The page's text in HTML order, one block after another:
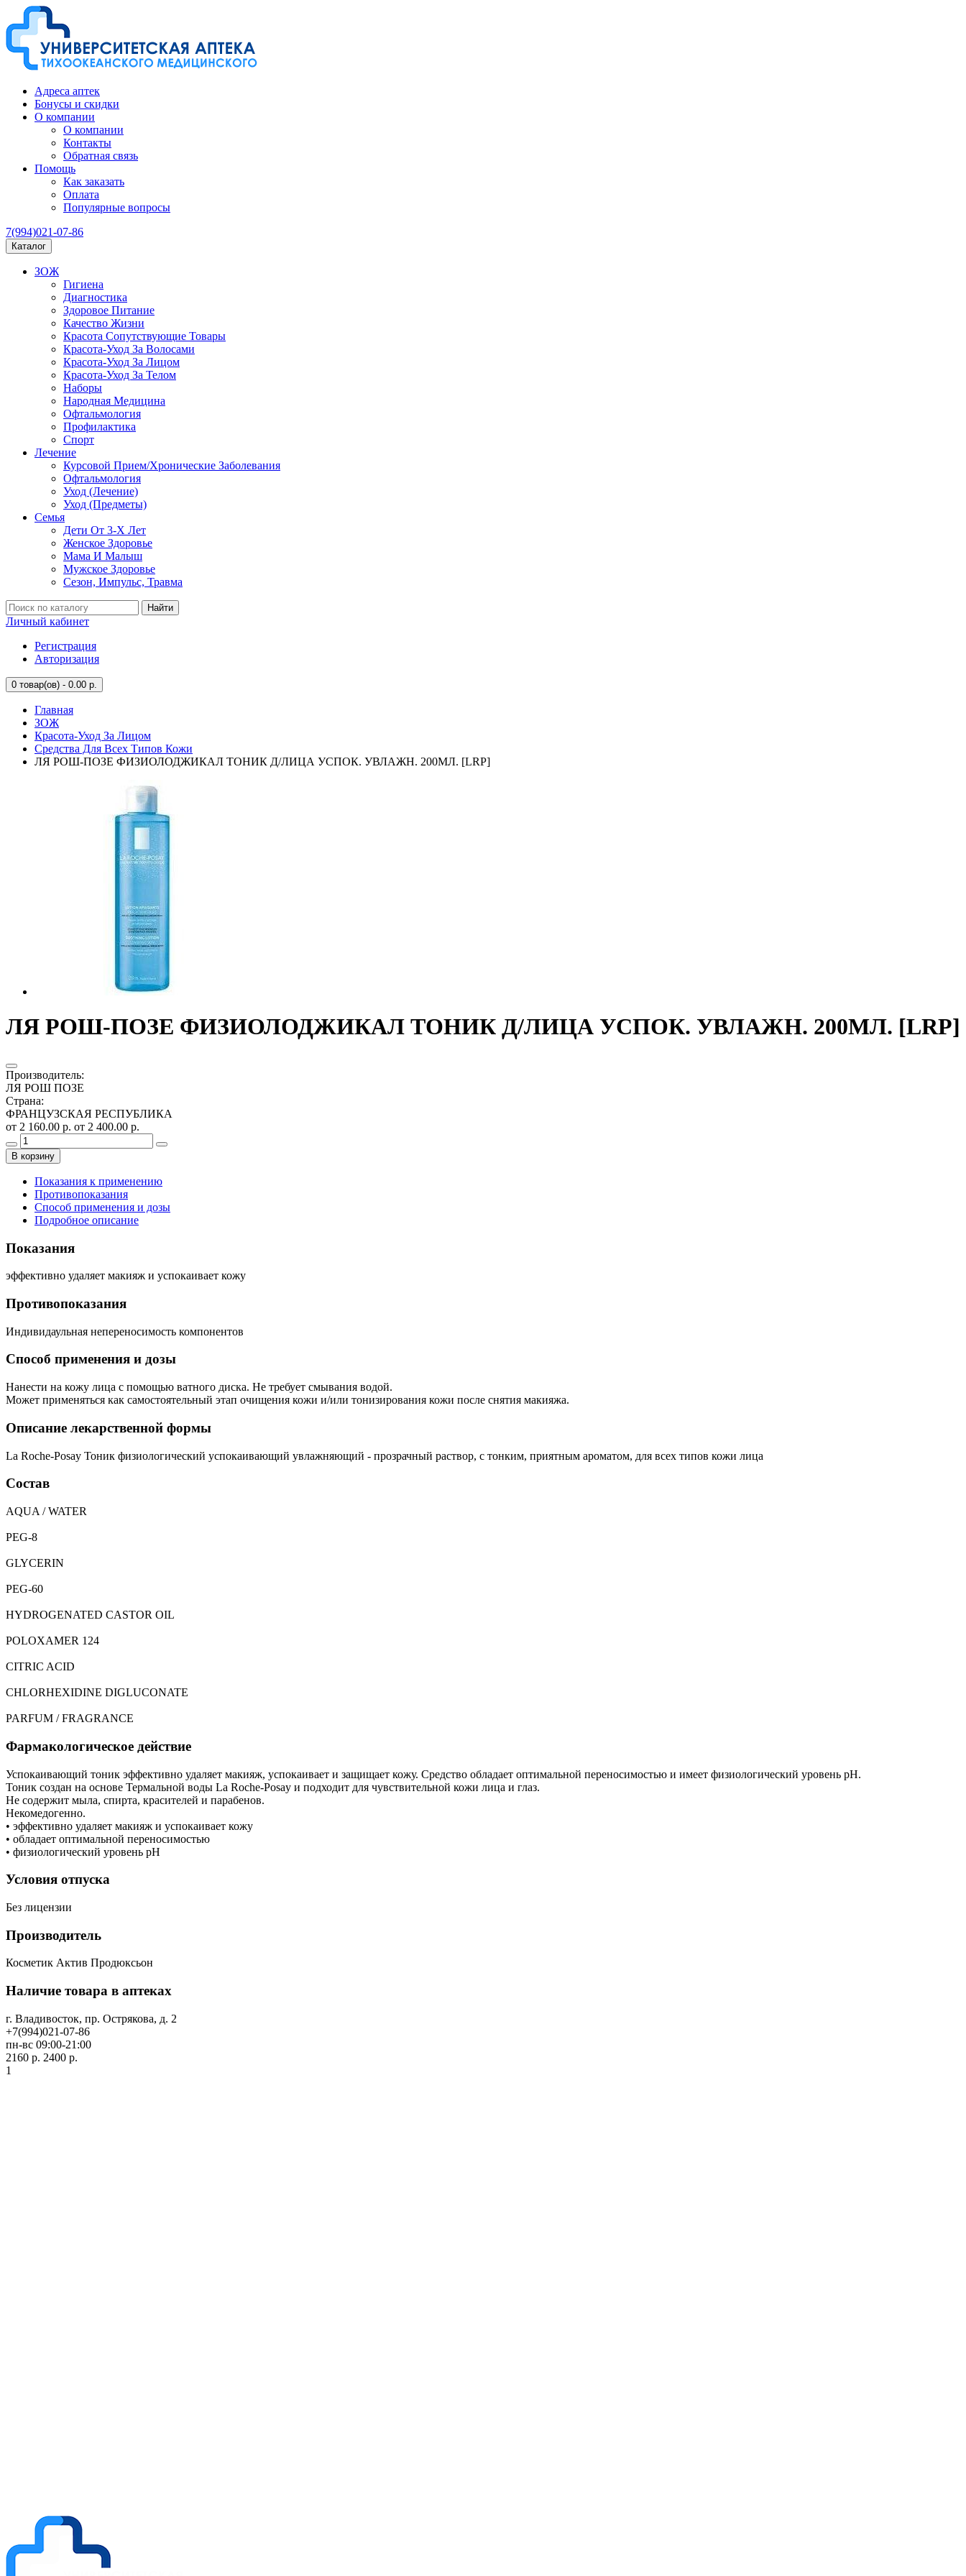
Адреса аптек
Бонусы и скидки
О компании
О компании
Контакты
Обратная связь
Помощь
Как заказать
Оплата
Популярные вопросы
7(994)021-07-86
Каталог
ЗОЖ
Гигиена
Диагностика
Здоровое Питание
Качество Жизни
Красота Сопутствующие Товары
Красота-Уход За Волосами
Красота-Уход За Лицом
Красота-Уход За Телом
Наборы
Народная Медицина
Офтальмология
Профилактика
Спорт
Лечение
Курсовой Прием/Хронические Заболевания
Офтальмология
Уход (Лечение)
Уход (Предметы)
Семья
Дети От 3-Х Лет
Женское Здоровье
Мама И Малыш
Мужское Здоровье
Сезон, Импульс, Травма
Найти
Личный кабинет
Регистрация
Авторизация
0 товар(ов) - 0.00 р.
Главная
ЗОЖ
Красота-Уход За Лицом
Средства Для Всех Типов Кожи
ЛЯ РОШ-ПОЗЕ ФИЗИОЛОДЖИКАЛ ТОНИК Д/ЛИЦА УСПОК. УВЛАЖН. 200МЛ. [LRP]
ЛЯ РОШ-ПОЗЕ ФИЗИОЛОДЖИКАЛ ТОНИК Д/ЛИЦА УСПОК. УВЛАЖН. 200МЛ. [LRP]
Производитель:
ЛЯ РОШ ПОЗЕ
Страна:
ФРАНЦУЗСКАЯ РЕСПУБЛИКА
от 2 160.00 р. от 2 400.00 р.
В корзину
Показания к применению
Противопоказания
Способ применения и дозы
Подробное описание
Показания
эффективно удаляет макияж и успокаивает кожу
Противопоказания
Индивидаульная непереносимость компонентов
Способ применения и дозы
Нанести на кожу лица с помощью ватного диска. Не требует смывания водой.
Может применяться как самостоятельный этап очищения кожи и/или тонизирования кожи после снятия макияжа.
Описание лекарственной формы
La Roche-Posay Тоник физиологический успокаивающий увлажняющий - прозрачный раствор, с тонким, приятным ароматом, для всех типов кожи лица
Состав
AQUA / WATER
PEG-8
GLYCERIN
PEG-60
HYDROGENATED CASTOR OIL
POLOXAMER 124
CITRIC ACID
CHLORHEXIDINE DIGLUCONATE
PARFUM / FRAGRANCE
Фармакологическое действие
Успокаивающий тоник эффективно удаляет макияж, успокаивает и защищает кожу. Средство обладает оптимальной переносимостью и имеет физиологический уровень pH.
Тоник создан на основе Термальной воды La Roche-Posay и подходит для чувствительной кожи лица и глаз.
Не содержит мыла, спирта, красителей и парабенов.
Некомедогенно.
• эффективно удаляет макияж и успокаивает кожу
• обладает оптимальной переносимостью
• физиологический уровень рН
Условия отпуска
Без лицензии
Производитель
Косметик Актив Продюксьон
Наличие товара в аптеках
г. Владивосток, пр. Острякова, д. 2
+7(994)021-07-86
пн-вс 09:00-21:00
2160 р. 2400 р.
1